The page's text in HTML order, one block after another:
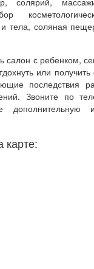
тела, соляная
салон с ребенком,
или
последствия
Звоните по
карте: